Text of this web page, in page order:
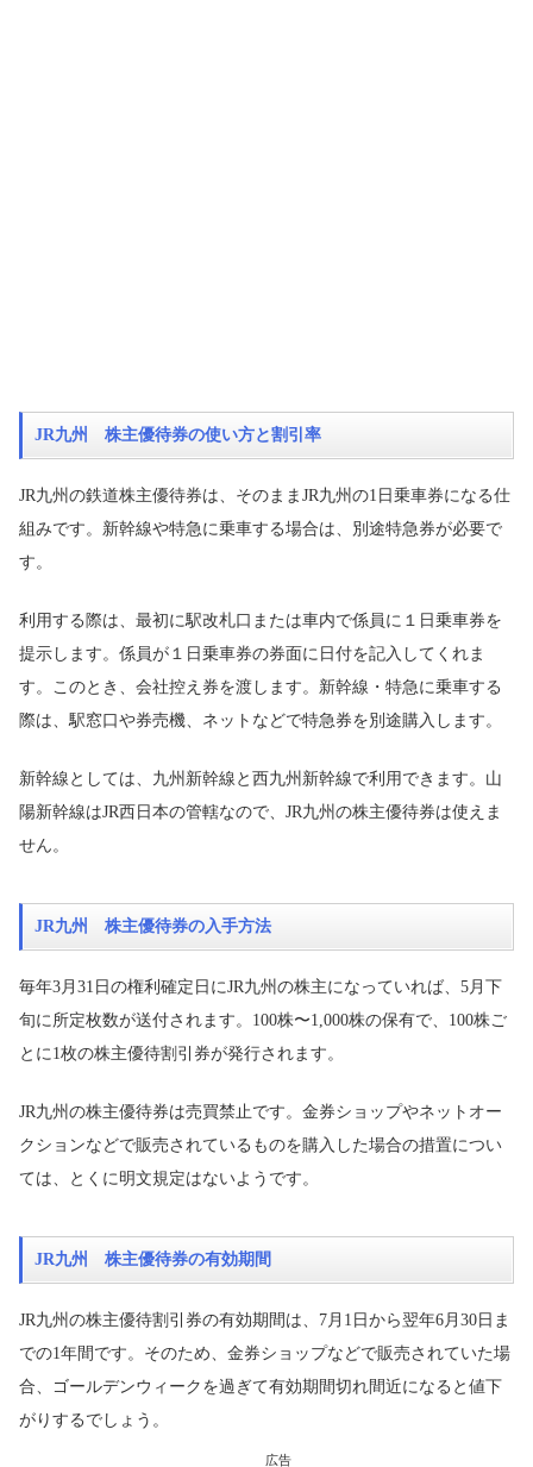
JR九州 株主優待券の使い方と割引率
JR九州の鉄道株主優待券は、そのままJR九州の1日乗車券になる仕
組みです。新幹線や特急に乗車する場合は、別途特急券が必要で
す。
利用する際は、最初に駅改札口または車内で係員に１日乗車券を
提示します。係員が１日乗車券の券面に日付を記入してくれま
す。このとき、会社控え券を渡します。新幹線・特急に乗車する
際は、駅窓口や券売機、ネットなどで特急券を別途購入します。
新幹線としては、九州新幹線と西九州新幹線で利用できます。山
陽新幹線はJR西日本の管轄なので、JR九州の株主優待券は使えま
せん。
JR九州 株主優待券の入手方法
毎年3月31日の権利確定日にJR九州の株主になっていれば、5月下
旬に所定枚数が送付されます。100株〜1,000株の保有で、100株ご
とに1枚の株主優待割引券が発行されます。
JR九州の株主優待券は売買禁止です。金券ショップやネットオー
クションなどで販売されているものを購入した場合の措置につい
ては、とくに明文規定はないようです。
JR九州 株主優待券の有効期間
JR九州の株主優待割引券の有効期間は、7月1日から翌年6月30日ま
での1年間です。そのため、金券ショップなどで販売されていた場
合、ゴールデンウィークを過ぎて有効期間切れ間近になると値下
がりするでしょう。
広告